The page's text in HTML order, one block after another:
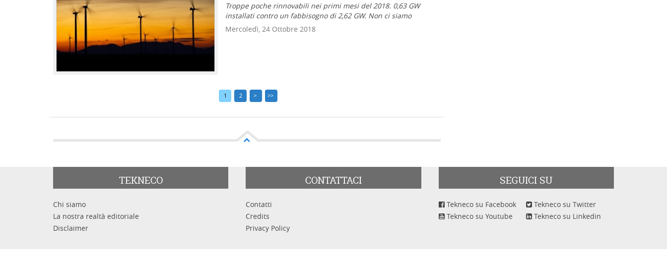
Troppe poche rinnovabili nei primi mesi del 2018. 0,63 GW
installati contro un fabbisogno di 2,62 GW. Non ci siamo
Mercoledì, 24 Ottobre 2018
1 2 > >>
TEKNECO
Chi siamo
La nostra realtà editoriale
Disclaimer
CONTATTACI
Contatti
Credits
Privacy Policy
SEGUICI SU
Tekneco su Facebook
Tekneco su Twitter
Tekneco su Youtube
Tekneco su Linkedin